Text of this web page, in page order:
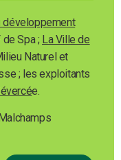
développement
Spa ; La Ville de
Naturel et
; les exploitants
e.